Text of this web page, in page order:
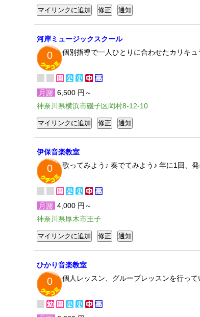
河岸ミュージックスクール
0 個別指導で一人ひとりに合わせたカリキ
月謝 6,500 円～
神奈川県横浜市磯子区岡村8-12-10
伊保音楽教室
0 歌ってみよう♪ 奏でてみよう♪ 年に1回、
月謝 4,000 円～
神奈川県厚木市王子
ひかり音楽教室
0 個人レッスン、グループレッスンを行っ